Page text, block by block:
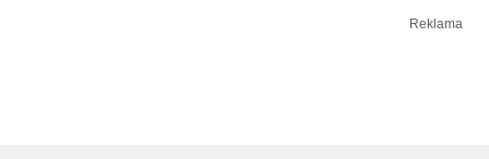
Reklama